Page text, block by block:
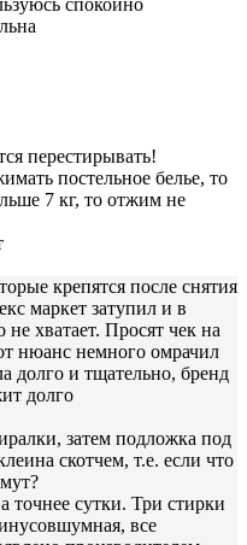
перестирывать!
постельное белье, то
7 кг, то отжим не
крепятся после снятия
маркет затупил и в
хватает. Просят чек на
нюанс немного омрачил
долго и тщательно, бренд
долго
затем подложка под
скотчем, т.е. если что
точнее сутки. Три стирки
все